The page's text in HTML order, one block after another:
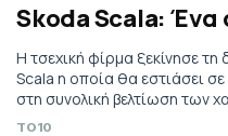
Skoda Scala: Ένα
H τσεχική φίρμα ξεκίνησε
Scala η οποία θα εστιάσει
στη συνολική βελτίωση των
υπερβολές
TO10